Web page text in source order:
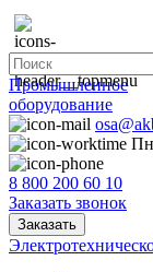
Промышленное
оборудование
8 800 200 60 10
Заказать звонок
Заказать